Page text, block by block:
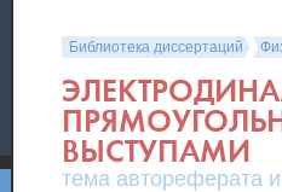
Библиотека диссертаций
ВЫСТУПАМИ
тема автореферата